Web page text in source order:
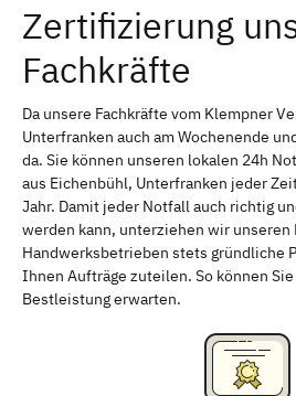
Erlangen
Bayreuth
Schweinfurt
Freising
Zertifizierung
Fachkräfte
Da unsere Fachkräfte vom Klempner
Unterfranken auch am Wochenende
da. Sie können unseren lokalen 24h
aus Eichenbühl, Unterfranken jeder
Jahr. Damit jeder Notfall auch richtig
werden kann, unterziehen wir unseren
Handwerksbetrieben stets gründliche
Ihnen Aufträge zuteilen. So können
Bestleistung erwarten.